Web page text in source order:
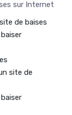
sur Internet
de baises
site de